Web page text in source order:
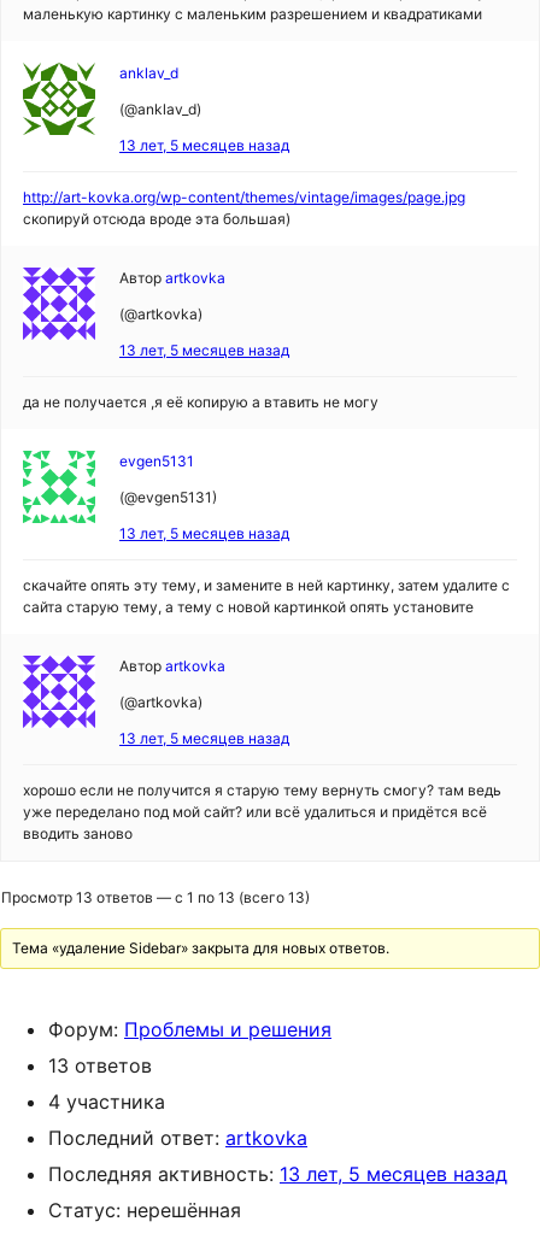
маленькую картинку с маленьким разрешением и квадратиками
anklav_d
(@anklav_d)
13 лет, 5 месяцев назад
http://art-kovka.org/wp-content/themes/vintage/images/page.jpg
скопируй отсюда вроде эта большая)
Автор artkovka
(@artkovka)
13 лет, 5 месяцев назад
да не получается ,я её копирую а втавить не могу
evgen5131
(@evgen5131)
13 лет, 5 месяцев назад
скачайте опять эту тему, и замените в ней картинку, затем удалите с
сайта старую тему, а тему с новой картинкой опять установите
Автор artkovka
(@artkovka)
13 лет, 5 месяцев назад
хорошо если не получится я старую тему вернуть смогу? там ведь
уже переделано под мой сайт? или всё удалиться и придётся всё
вводить заново
Просмотр 13 ответов — с 1 по 13 (всего 13)
Тема «удаление Sidebar» закрыта для новых ответов.
Форум: Проблемы и решения
13 ответов
4 участника
Последний ответ: artkovka
Последняя активность: 13 лет, 5 месяцев назад
Статус: нерешённая